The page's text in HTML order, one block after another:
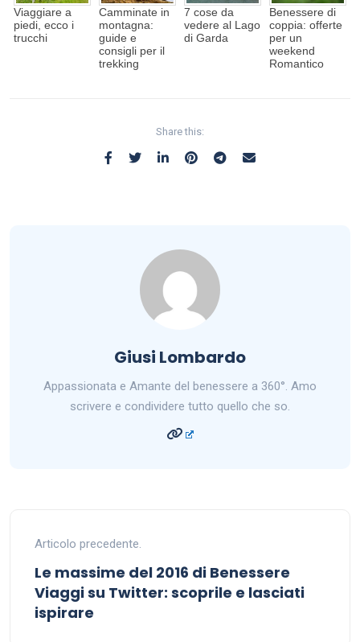
Viaggiare a
piedi, ecco i
trucchi
Camminate in
montagna:
guide e
consigli per il
trekking
7 cose da
vedere al Lago
di Garda
Benessere di
coppia: offerte
per un
weekend
Romantico
Share this:
Giusi Lombardo
Appassionata e Amante del benessere a 360°. Amo
scrivere e condividere tutto quello che so.
Articolo precedente.
Le massime del 2016 di Benessere
Viaggi su Twitter: scoprile e lasciati
ispirare